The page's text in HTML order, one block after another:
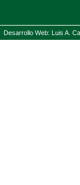
Desarrollo Web: Luis